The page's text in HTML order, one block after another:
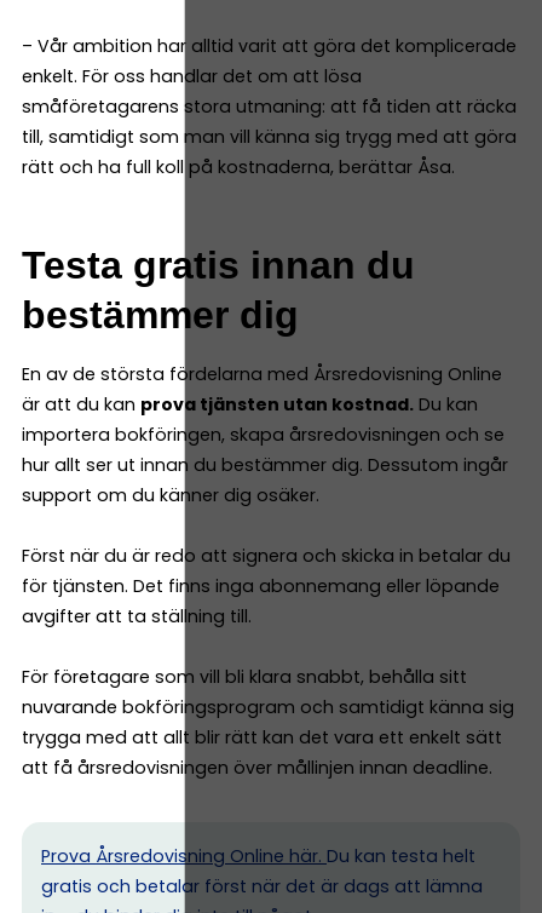
– Vår ambition har alltid varit att göra det komplicerade
enkelt. För oss handlar det om att lösa
småföretagarens stora utmaning: att få tiden att räcka
till, samtidigt som man vill känna sig trygg med att göra
rätt och ha full koll på kostnaderna, berättar Åsa.
Testa gratis innan du
bestämmer dig
En av de största fördelarna med Årsredovisning Online
är att du kan prova tjänsten utan kostnad. Du kan
importera bokföringen, skapa årsredovisningen och se
hur allt ser ut innan du bestämmer dig. Dessutom ingår
support om du känner dig osäker.
Först när du är redo att signera och skicka in betalar du
för tjänsten. Det finns inga abonnemang eller löpande
avgifter att ta ställning till.
För företagare som vill bli klara snabbt, behålla sitt
nuvarande bokföringsprogram och samtidigt känna sig
trygga med att allt blir rätt kan det vara ett enkelt sätt
att få årsredovisningen över mållinjen innan deadline.
Prova Årsredovisning Online här. Du kan testa helt
gratis och betalar först när det är dags att lämna